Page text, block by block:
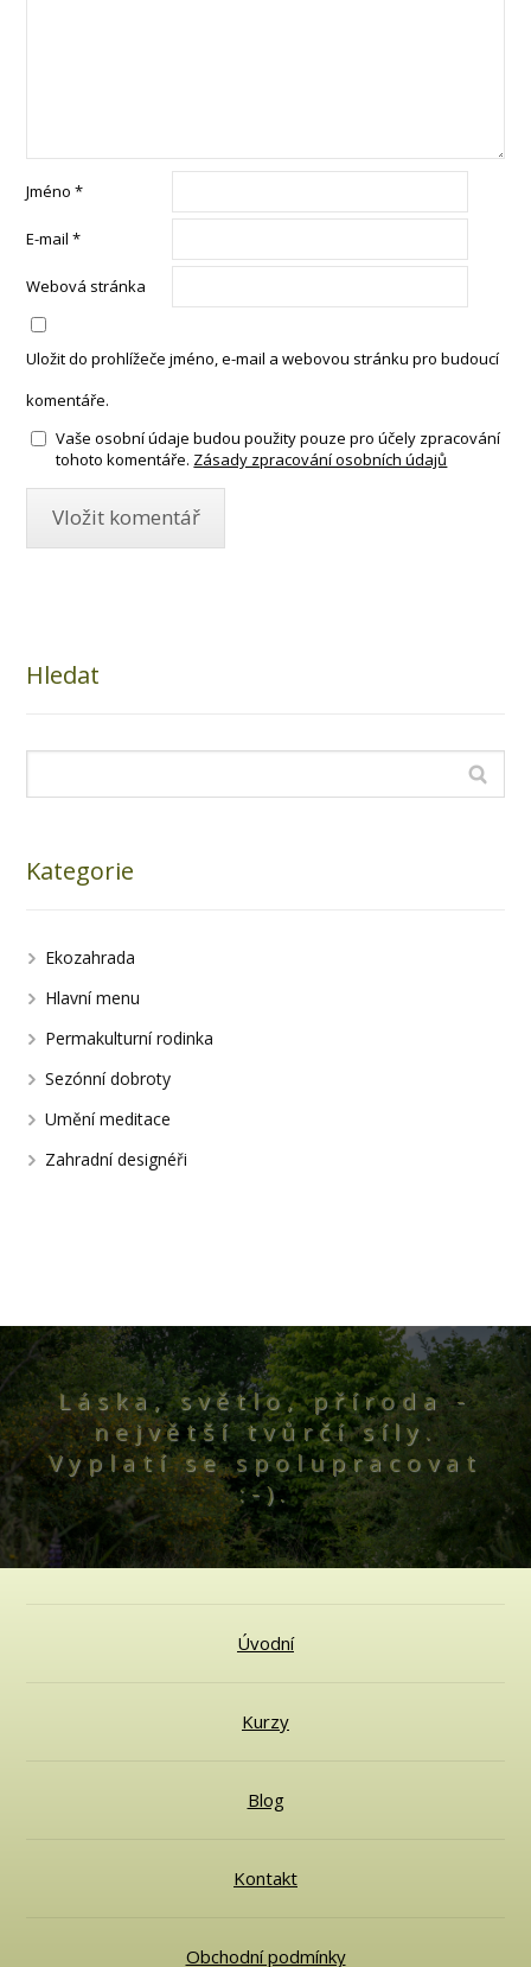
Jméno*
E-mail*
Webová stránka
Uložit do prohlížeče jméno, e-mail a webovou stránku pro budoucí
komentáře.
Vaše osobní údaje budou použity pouze pro účely zpracování
tohoto komentáře. Zásady zpracování osobních údajů
Hledat
Kategorie
Ekozahrada
Hlavní menu
Permakulturní rodinka
Sezónní dobroty
Umění meditace
Zahradní designéři
Láska, světlo, příroda -
největší tvůrčí síly.
Vyplatí se spolupracovat
:-).
Úvodní
Kurzy
Blog
Kontakt
Obchodní podmínky